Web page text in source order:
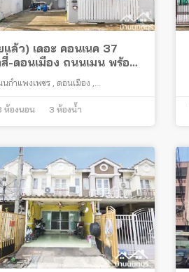
แล้ว) เดอะ คอนเนค 37
-ดอนเมือง ถนนเมน พร้อม
นกำแพงเพชร ดอนเมือง
พมหานคร
ห้องนอน 3 ห้องน้ำ